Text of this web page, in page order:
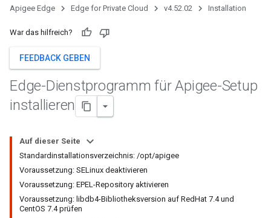
Apigee Edge Edge for Private Cloud v4.52.02 Installation
War das hilfreich?
FEEDBACK GEBEN
Edge-Dienstprogramm für Apigee-Setup
installieren
Auf dieser Seite
Standardinstallationsverzeichnis: /opt/apigee
Voraussetzung: SELinux deaktivieren
Voraussetzung: EPEL-Repository aktivieren
Voraussetzung: libdb4-Bibliotheksversion auf RedHat 7.4 und
CentOS 7.4 prüfen